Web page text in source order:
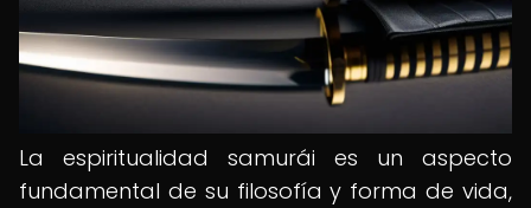
La espiritualidad samurái es un aspecto
fundamental de su filosofía y forma de vida,